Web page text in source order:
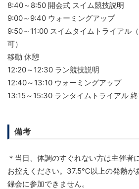
8:40～8:50 開会式 スイム競技説明
9:00～9:40 ウォーミングアップ
9:50～11:00 スイムタイムトライアル
可）
移動 休憩
12:20～12:30 ラン競技説明
12:40～13:10 ウォーミングアップ
13:15～15:30 ランタイムトライアル
備考
＊当日、体調のすぐれない方は主催者
お控えください。37.5℃以上の発熱が
録会に参加できません。